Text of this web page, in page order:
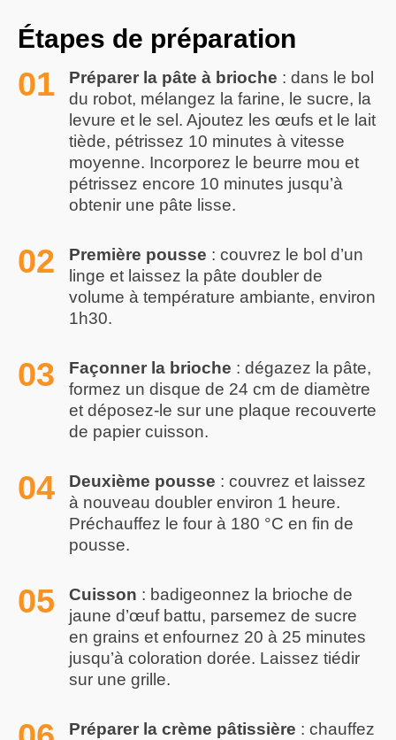
Étapes de préparation
Préparer la pâte à brioche : dans le bol
du robot, mélangez la farine, le sucre, la
levure et le sel. Ajoutez les œufs et le lait
tiède, pétrissez 10 minutes à vitesse
moyenne. Incorporez le beurre mou et
pétrissez encore 10 minutes jusqu’à
obtenir une pâte lisse.
Première pousse : couvrez le bol d’un
linge et laissez la pâte doubler de
volume à température ambiante, environ
1h30.
Façonner la brioche : dégazez la pâte,
formez un disque de 24 cm de diamètre
et déposez-le sur une plaque recouverte
de papier cuisson.
Deuxième pousse : couvrez et laissez
à nouveau doubler environ 1 heure.
Préchauffez le four à 180 °C en fin de
pousse.
Cuisson : badigeonnez la brioche de
jaune d’œuf battu, parsemez de sucre
en grains et enfournez 20 à 25 minutes
jusqu’à coloration dorée. Laissez tiédir
sur une grille.
Préparer la crème pâtissière : chauffez